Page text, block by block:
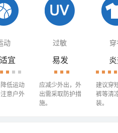
动 过敏 穿
宜
低运动
意户外
易发
应减少外出，外
出需采取防护措
施。
建议穿
裤等清
装。